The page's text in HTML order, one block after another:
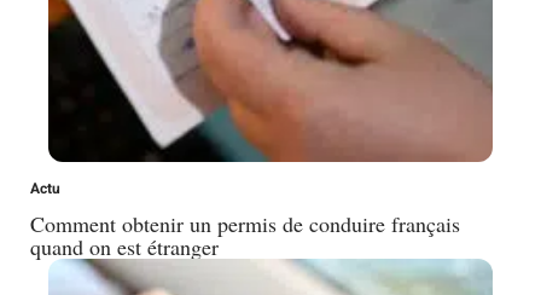
Actu
Comment obtenir un permis de conduire français
quand on est étranger